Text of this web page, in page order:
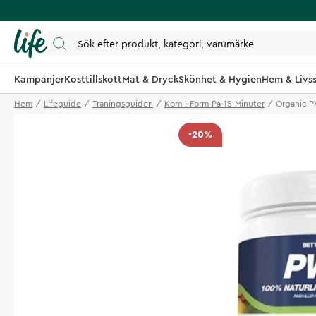
KampanjerKosttillskottMat & DryckSkönhet & HygienHem &
Hem Lifeguide Traningsguiden Kom-I-Form-Pa-15-Minuter Organic
-20%